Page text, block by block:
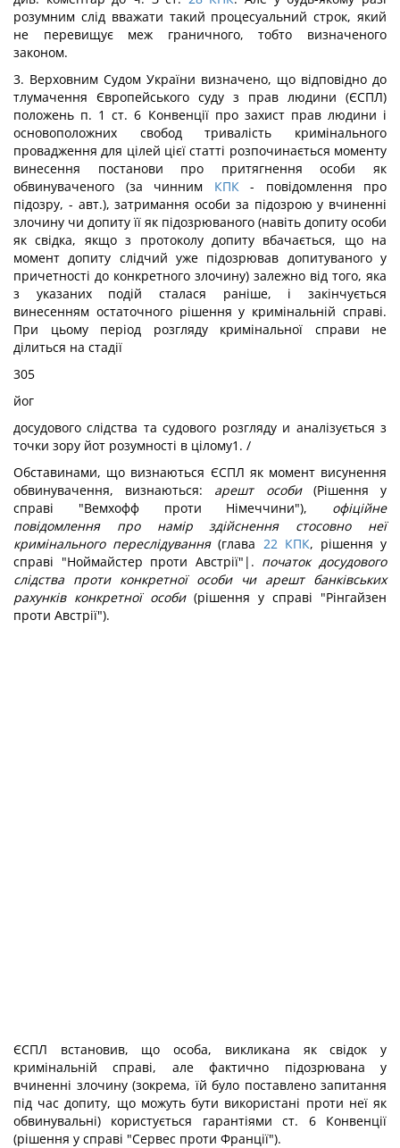
розумним слід вважати такий процесуальний строк, який
не перевищує меж граничного, тобто визначеного
законом.
3. Верховним Судом України визначено, що відповідно до
тлумачення Європейського суду з прав людини (ЄСПЛ)
положень п. 1 ст. 6 Конвенції про захист прав людини і
основоположних свобод тривалість кримінального
провадження для цілей цієї статті розпочинається моменту
винесення постанови про притягнення особи як
обвинуваченого (за чинним КПК- повідомлення про
підозру, - авт.), затримання особи за підозрою у вчиненні
злочину чи допиту її як підозрюваного (навіть допиту особи
як свідка, якщо з протоколу допиту вбачається, що на
момент допиту слідчий уже підозрював допитуваного у
причетності до конкретного злочину) залежно від того, яка
з указаних подій сталася раніше, і закінчується
винесенням остаточного рішення у кримінальній справі.
При цьому період розгляду кримінальної справи не
ділиться на стадії
305
йог
досудового слідства та судового розгляду и аналізується з
точки зору йот розумності в цілому1. /
Обставинами, що визнаються ЄСПЛ як момент висунення
обвинувачення, визнаються: арешт особи (Рішення у
справі "Вемхофф проти Німеччини"), офіційне
повідомлення про намір здійснення стосовно неї
кримінального переслідування(глава 22 КПК, рішення у
справі "Ноймайстер проти Австрії"|. початок досудового
слідства проти конкретної особи чи арешт банківських
рахунків конкретної особи (рішення у справі "Рінгайзен
проти Австрії").
ЄСПЛ встановив, що особа, викликана як свідок у
кримінальній справі, але фактично підозрювана у
вчиненні злочину (зокрема, їй було поставлено запитання
під час допиту, що можуть бути використані проти неї як
обвинувальні) користується гарантіями ст. 6 Конвенції
(рішення у справі "Сервес проти Франції").